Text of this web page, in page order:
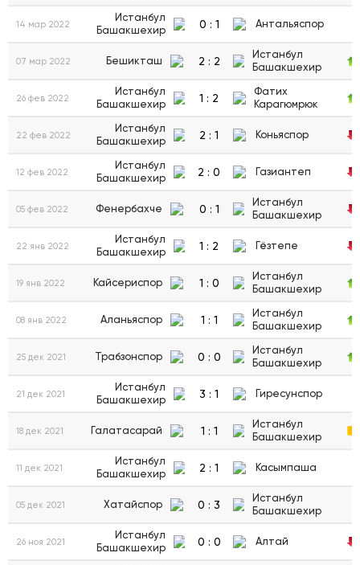
14 мар 2022
Истанбул
Башакшехир
0 : 1 Антальяспор
07 мар 2022 Бешикташ 2 : 2
Истанбул
Башакшехир
26 фев 2022
Истанбул
Башакшехир
1 : 2
Фатих
Карагюмрюк
22 фев 2022
Истанбул
Башакшехир
2 : 1 Коньяспор
12 фев 2022
Истанбул
Башакшехир
2 : 0 Газиантеп
05 фев 2022 Фенербахче 0 : 1
Истанбул
Башакшехир
22 янв 2022
Истанбул
Башакшехир
1 : 2 Гёзтепе
19 янв 2022 Кайсериспор 1 : 0
Истанбул
Башакшехир
08 янв 2022 Аланьяспор 1 : 1
Истанбул
Башакшехир
25 дек 2021 Трабзонспор 0 : 0
Истанбул
Башакшехир
21 дек 2021
Истанбул
Башакшехир
3 : 1 Гиресунспор
18 дек 2021 Галатасарай 1 : 1
Истанбул
Башакшехир
11 дек 2021
Истанбул
Башакшехир
2 : 1 Касымпаша
05 дек 2021 Хатайспор 0 : 3
Истанбул
Башакшехир
26 ноя 2021
Истанбул
Башакшехир
0 : 0 Алтай